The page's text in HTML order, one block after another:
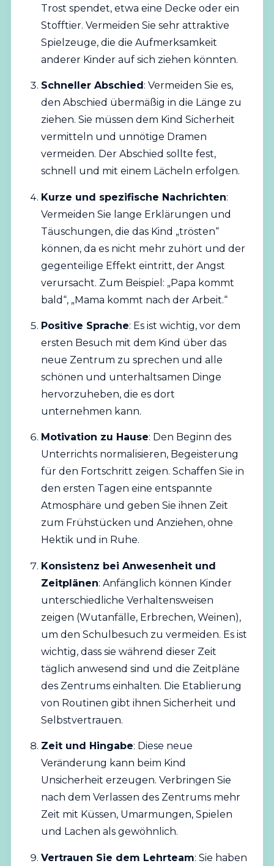
Trost spendet, etwa eine Decke oder ein
Stofftier. Vermeiden Sie sehr attraktive
Spielzeuge, die die Aufmerksamkeit
anderer Kinder auf sich ziehen könnten.
Schneller Abschied : Vermeiden Sie es,
den Abschied übermäßig in die Länge zu
ziehen. Sie müssen dem Kind Sicherheit
vermitteln und unnötige Dramen
vermeiden. Der Abschied sollte fest,
schnell und mit einem Lächeln erfolgen.
Kurze und spezifische Nachrichten:
Vermeiden Sie lange Erklärungen und
Täuschungen, die das Kind „trösten“
können, da es nicht mehr zuhört und der
gegenteilige Effekt eintritt, der Angst
verursacht. Zum Beispiel: „Papa kommt
bald“, „Mama kommt nach der Arbeit.“
Positive Sprache: Es ist wichtig, vor dem
ersten Besuch mit dem Kind über das
neue Zentrum zu sprechen und alle
schönen und unterhaltsamen Dinge
hervorzuheben, die es dort
unternehmen kann.
Motivation zu Hause: Den Beginn des
Unterrichts normalisieren, Begeisterung
für den Fortschritt zeigen. Schaffen Sie in
den ersten Tagen eine entspannte
Atmosphäre und geben Sie ihnen Zeit
zum Frühstücken und Anziehen, ohne
Hektik und in Ruhe.
Konsistenz bei Anwesenheit und
Zeitplänen: Anfänglich können Kinder
unterschiedliche Verhaltensweisen
zeigen (Wutanfälle, Erbrechen, Weinen),
um den Schulbesuch zu vermeiden. Es ist
wichtig, dass sie während dieser Zeit
täglich anwesend sind und die Zeitpläne
des Zentrums einhalten. Die Etablierung
von Routinen gibt ihnen Sicherheit und
Selbstvertrauen.
Zeit und Hingabe: Diese neue
Veränderung kann beim Kind
Unsicherheit erzeugen. Verbringen Sie
nach dem Verlassen des Zentrums mehr
Zeit mit Küssen, Umarmungen, Spielen
und Lachen als gewöhnlich.
Vertrauen Sie dem Lehrteam: Sie haben